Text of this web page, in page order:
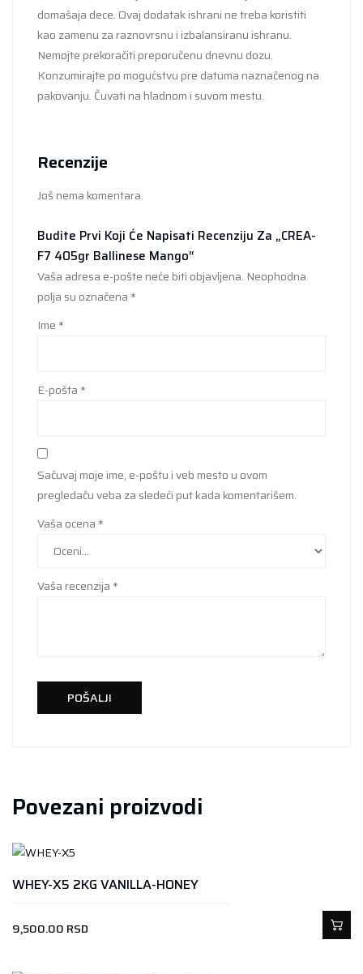
domašaja dece. Ovaj dodatak ishrani ne treba koristiti
kao zamenu za raznovrsnu i izbalansiranu ishranu.
Nemojte prekoračiti preporučenu dnevnu dozu.
Konzumirajte po mogućstvu pre datuma naznačenog na
pakovanju. Čuvati na hladnom i suvom mestu.
Recenzije
Još nema komentara.
Budite Prvi Koji Će Napisati Recenziju Za „CREA-
F7 405gr Ballinese Mango“
Vaša adresa e-pošte neće biti objavljena. Neophodna
polja su označena *
Ime *
E-pošta *
Sačuvaj moje ime, e-poštu i veb mesto u ovom
pregledaču veba za sledeći put kada komentarišem.
Vaša ocena *
Vaša recenzija *
Povezani proizvodi
WHEY-X5 2KG VANILLA-HONEY
9,500.00 RSD